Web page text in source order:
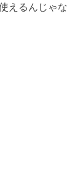
えるんじゃな